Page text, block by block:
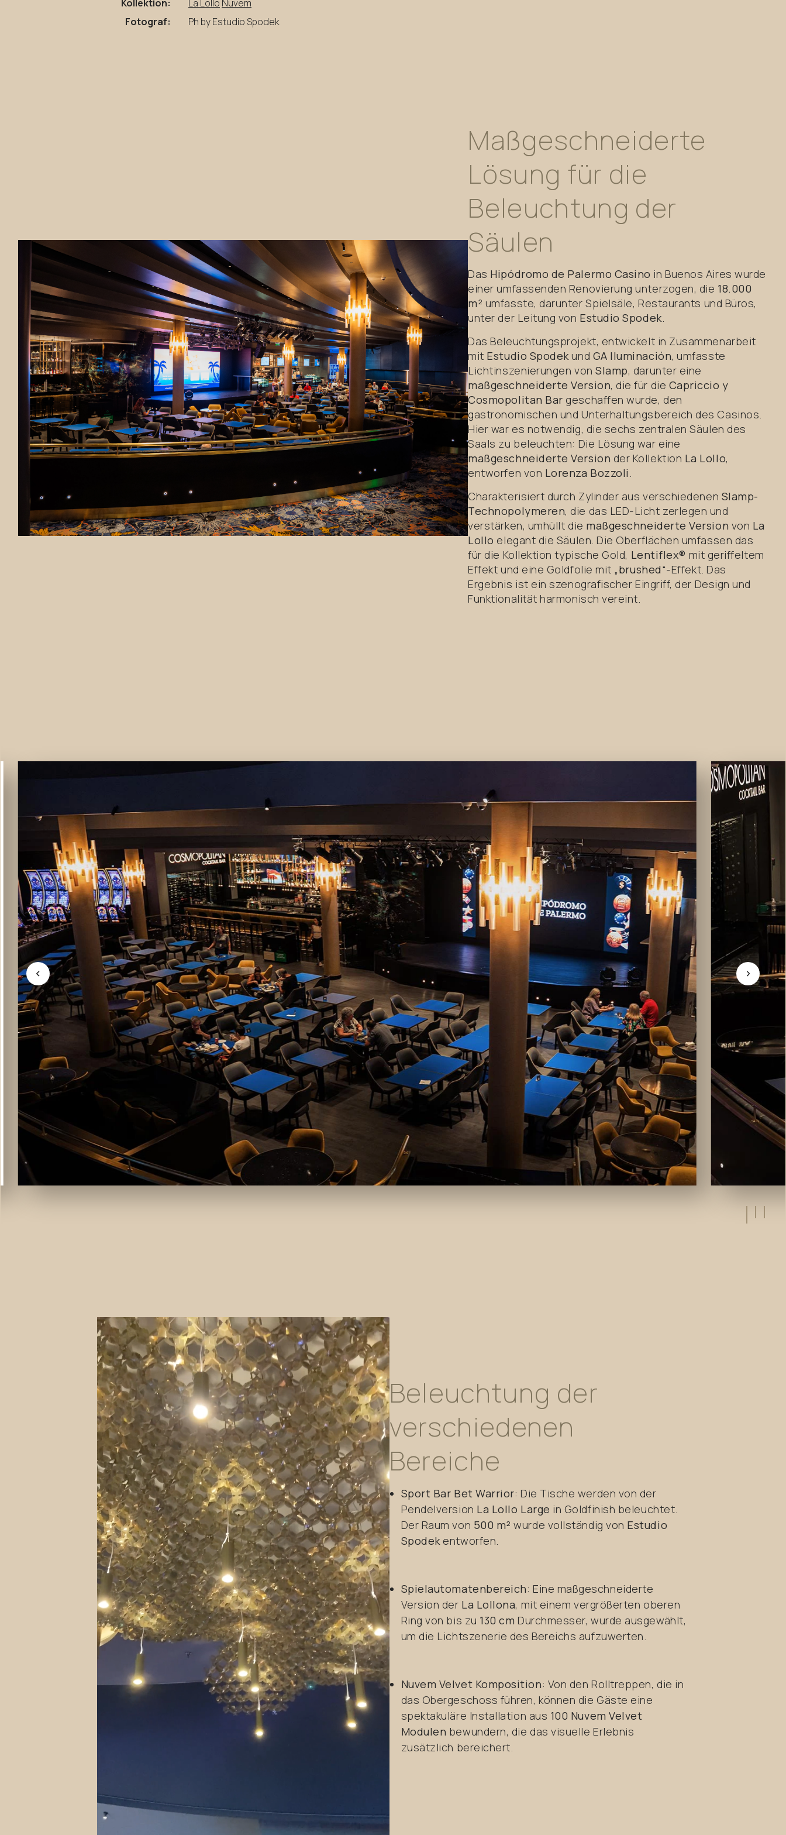
Kollektion:
La Lollo Nuvem
Fotograf:
Ph by Estudio Spodek
Maßgeschneiderte
Lösung für die
Beleuchtung der
Säulen
Das Hipódromo de Palermo Casino in Buenos Aires wurde
einer umfassenden Renovierung unterzogen, die 18.000
m² umfasste, darunter Spielsäle, Restaurants und Büros,
unter der Leitung von Estudio Spodek.
Das Beleuchtungsprojekt, entwickelt in Zusammenarbeit
mit Estudio Spodekund GA Iluminación, umfasste
Lichtinszenierungen vonSlamp, darunter eine
maßgeschneiderte Version, die für die Capriccio y
Cosmopolitan Bar geschaffen wurde, den
gastronomischen und Unterhaltungsbereich des Casinos.
Hier war es notwendig, die sechs zentralen Säulen des
Saals zu beleuchten: Die Lösung war eine
maßgeschneiderte Version der Kollektion La Lollo,
entworfen von Lorenza Bozzoli.
Charakterisiert durch Zylinder aus verschiedenen Slamp-
Technopolymeren, die das LED-Licht zerlegen und
verstärken, umhüllt die maßgeschneiderte Version von La
Lollo elegant die Säulen. Die Oberflächen umfassen das
für die Kollektion typische Gold, Lentiflex® mit geriffeltem
Effekt und eine Goldfolie mit „brushed“-Effekt. Das
Ergebnis ist ein szenografischer Eingriff, der Design und
Funktionalität harmonisch vereint.
Beleuchtung der
verschiedenen
Bereiche
Sport Bar Bet Warrior: Die Tische werden von der
Pendelversion La Lollo Large in Goldfinish beleuchtet.
Der Raum von 500 m² wurde vollständig von Estudio
Spodekentworfen.
Spielautomatenbereich: Eine maßgeschneiderte
Version der La Lollona, mit einem vergrößerten oberen
Ring von bis zu 130 cm Durchmesser, wurde ausgewählt,
um die Lichtszenerie des Bereichs aufzuwerten.
Nuvem Velvet Komposition: Von den Rolltreppen, die in
das Obergeschoss führen, können die Gäste eine
spektakuläre Installation aus 100 Nuvem Velvet
Modulen bewundern, die das visuelle Erlebnis
zusätzlich bereichert.